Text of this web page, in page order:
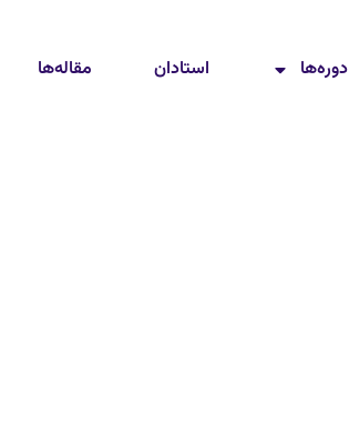
دوره‌ها استادان مقاله‌ها